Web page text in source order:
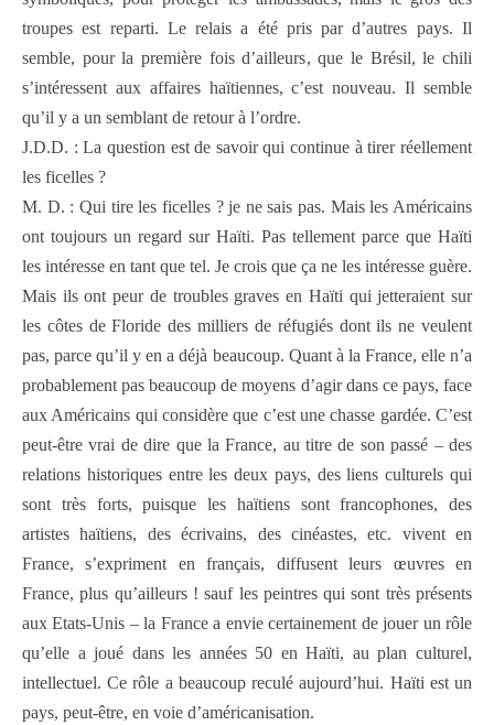
troupes est reparti. Le relais a été pris par d’autres pays. Il
semble, pour la première fois d’ailleurs, que le Brésil, le chili
s’intéressent aux affaires haïtiennes, c’est nouveau. Il semble
qu’il y a un semblant de retour à l’ordre.
J.D.D. : La question est de savoir qui continue à tirer réellement
les ficelles ?
M. D. : Qui tire les ficelles ? je ne sais pas. Mais les Américains
ont toujours un regard sur Haïti. Pas tellement parce que Haïti
les intéresse en tant que tel. Je crois que ça ne les intéresse guère.
Mais ils ont peur de troubles graves en Haïti qui jetteraient sur
les côtes de Floride des milliers de réfugiés dont ils ne veulent
pas, parce qu’il y en a déjà beaucoup. Quant à la France, elle n’a
probablement pas beaucoup de moyens d’agir dans ce pays, face
aux Américains qui considère que c’est une chasse gardée. C’est
peut-être vrai de dire que la France, au titre de son passé – des
relations historiques entre les deux pays, des liens culturels qui
sont très forts, puisque les haïtiens sont francophones, des
artistes haïtiens, des écrivains, des cinéastes, etc. vivent en
France, s’expriment en français, diffusent leurs œuvres en
France, plus qu’ailleurs ! sauf les peintres qui sont très présents
aux Etats-Unis – la France a envie certainement de jouer un rôle
qu’elle a joué dans les années 50 en Haïti, au plan culturel,
intellectuel. Ce rôle a beaucoup reculé aujourd’hui. Haïti est un
pays, peut-être, en voie d’américanisation.